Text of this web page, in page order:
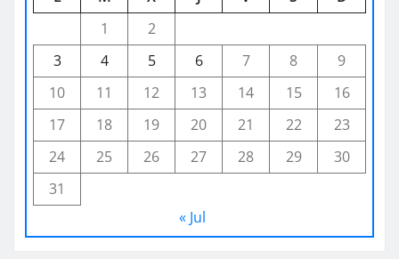
1
2
3
4 5 6 7 8
9
10
11 12 13 14 15
16
17
18 19 20 21 22
23
24
25 26 27 28 29
30
31
« Jul